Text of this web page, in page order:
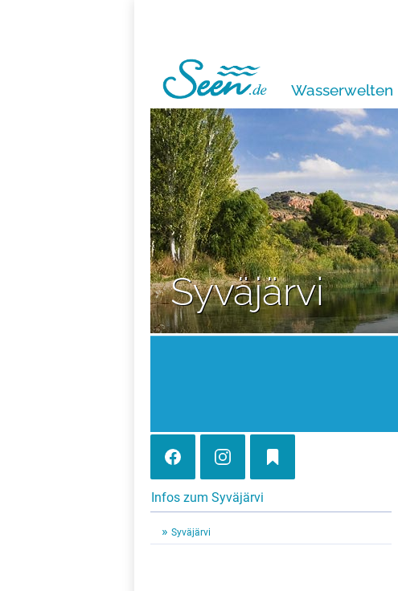
Wasserwelten
Syväjärvi
Infos zum Syväjärvi
Syväjärvi